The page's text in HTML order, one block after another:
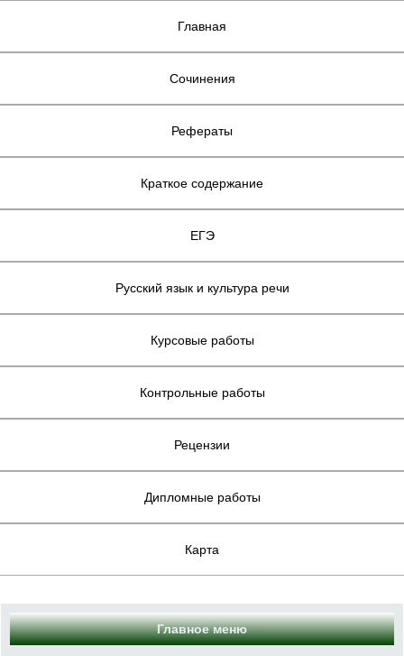
Главная
Сочинения
Рефераты
Краткое содержание
ЕГЭ
Русский язык и культура речи
Курсовые работы
Контрольные работы
Рецензии
Дипломные работы
Карта
Главное меню